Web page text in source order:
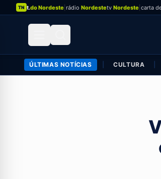
TN t.do Nordeste rádio Nordestetv Nordeste carta
ÚLTIMAS NOTÍCIAS CULTURA